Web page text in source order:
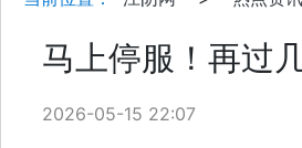
马上停服！再过
2026-05-15 22:07